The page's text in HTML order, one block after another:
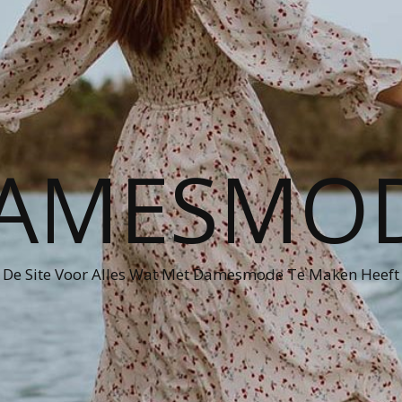
De Site Voor Alles Wat Met Damesmode Te Maken Heeft